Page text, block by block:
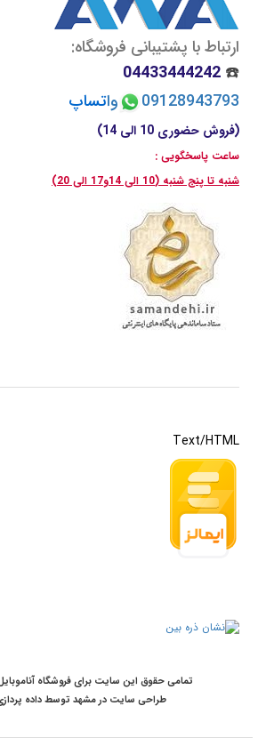
ارتباط با پشتیبانی فروشگاه:
☎️
04433444242
09128943793
واتساپ
(فروش حضوری 10 الی 14)
ساعت پاسخگویی :
شنبه تا پنج شنبه (10 الی 14و17 الی 20)
Text/HTML
تمامی حقوق این سایت برای فروشگاه
طراحی سایت در مشهد توسطداده